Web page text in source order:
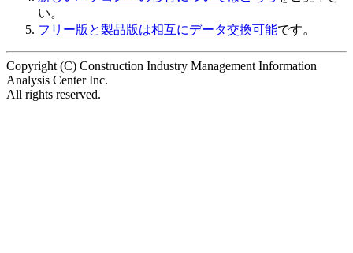
い。
フリー版と製品版は相互にデータ交換可能です。
Copyright (C) Construction Industry Management Information
Analysis Center Inc.
All rights reserved.